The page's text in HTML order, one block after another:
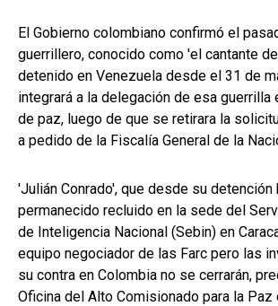
El Gobierno colombiano confirmó el
guerrillero, conocido como 'el cantante
detenido en Venezuela desde el 31 de
integrará a la delegación de esa guerrilla
de paz, luego de que se retirara la
a pedido de la Fiscalía General de la
'Julián Conrado', que desde su detención
permanecido recluido en la sede del
de Inteligencia Nacional (Sebin) en
equipo negociador de las Farc pero las
su contra en Colombia no se cerrarán,
Oficina del Alto Comisionado para la Paz